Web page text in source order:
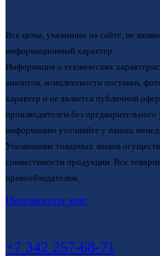
Все цены, указанные на сайте, не
информационный характер.
Информация о технических
аналогов, комплектности поставки,
характер и не является публичной
производителем без
информацию уточняйте у наших
Упоминание товарных знаков
совместимости продукции. Все
правообладателям.
Перезвоните мне
+7 342 257-68-71